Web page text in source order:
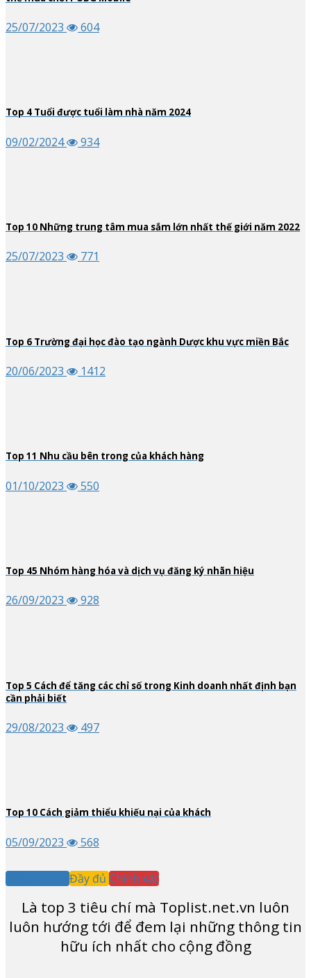
25/07/2023 604
Top 4 Tuổi được tuổi làm nhà năm 2024
09/02/2024 934
Top 10 Những trung tâm mua sắm lớn nhất thế giới năm 2022
25/07/2023 771
Top 6 Trường đại học đào tạo ngành Dược khu vực miền Bắc
20/06/2023 1412
Top 11 Nhu cầu bên trong của khách hàng
01/10/2023 550
Top 45 Nhóm hàng hóa và dịch vụ đăng ký nhãn hiệu
26/09/2023 928
Top 5 Cách để tăng các chỉ số trong Kinh doanh nhất định bạn
cần phải biết
29/08/2023 497
Top 10 Cách giảm thiểu khiếu nại của khách
05/09/2023 568
Khách quan Đầy đủ Chính xác
Là top 3 tiêu chí mà Toplist.net.vn luôn
luôn hướng tới để đem lại những thông tin
hữu ích nhất cho cộng đồng